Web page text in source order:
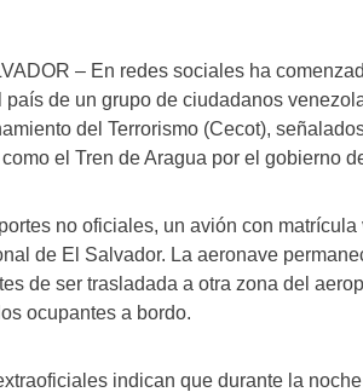
– En redes sociales ha
país de un grupo de ciudadanos
del Terrorismo (Cecot),
el Tren de Aragua por el gobierno
no oficiales, un avión con
de El Salvador. La aeronave
de ser trasladada a otra zona del
ocupantes a bordo.
indican que durante la